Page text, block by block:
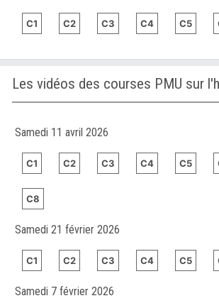
C1 C2 C3 C4 C5
Samedi 11 avril 2026
C1 C2 C3 C4 C5
C8
Samedi 21 février 2026
C1 C2 C3 C4 C5
Samedi 7 février 2026